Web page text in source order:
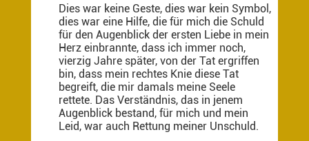
Dies war keine Geste, dies war kein Symbol,
dies war eine Hilfe, die für mich die Schuld
für den Augenblick der ersten Liebe in mein
Herz einbrannte, dass ich immer noch,
vierzig Jahre später, von der Tat ergriffen
bin, dass mein rechtes Knie diese Tat
begreift, die mir damals meine Seele
rettete. Das Verständnis, das in jenem
Augenblick bestand, für mich und mein
Leid, war auch Rettung meiner Unschuld.